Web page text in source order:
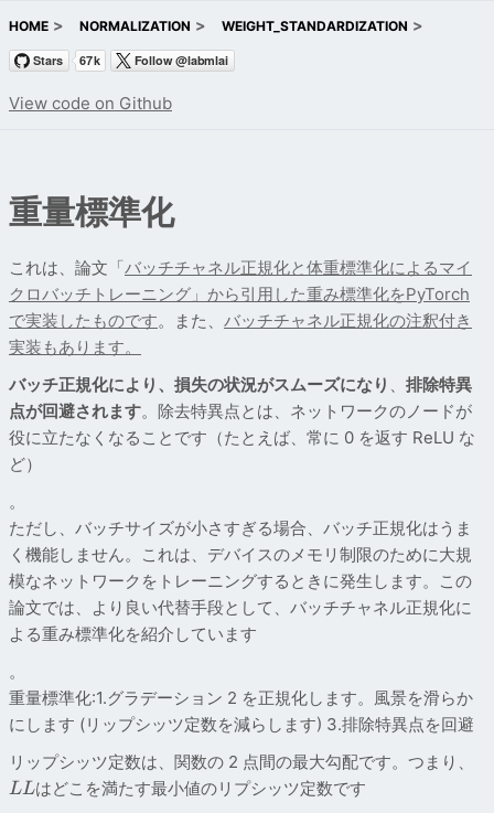
HOME NORMALIZATION WEIGHT_STANDARDIZATION
View code on Github
重量標準化
これは、論文「バッチチャネル正規化と体重標準化によるマイ
クロバッチトレーニング」 から引用した重み標準化をPyTorch
で実装したものです。また、 バッチチャネル正規化の注釈付き
実装もあります。
バッチ正規化により、損失の状況がスムーズになり 、 排除特異
点が回避されます。除去特異点とは、ネットワークのノードが
役に立たなくなることです（たとえば、常に 0 を返す ReLU な
ど）
。
ただし、バッチサイズが小さすぎる場合、バッチ正規化はうま
く機能しません。これは、デバイスのメモリ制限のために大規
模なネットワークをトレーニングするときに発生します。この
論文では、より良い代替手段として、バッチチャネル正規化に
よる重み標準化を紹介しています
。
重量標準化:1.グラデーション 2 を正規化します。風景を滑らか
にします (リップシッツ定数を減らします) 3.排除特異点を回避
リップシッツ定数は、関数の 2 点間の最大勾配です。つまり、
LLはどこを満たす最小値のリプシッツ定数です